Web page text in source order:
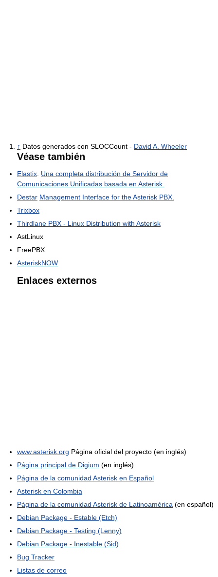
↑ Datos generados con SLOCCount - David A. Wheeler
Véase también
Elastix Una completa distribución de Servidor de
Comunicaciones Unificadas basada en Asterisk.
Destar Management Interface for the Asterisk PBX.
Trixbox
Thirdlane PBX - Linux Distribution with Asterisk
AstLinux
FreePBX
AsteriskNOW
Enlaces externos
www.asterisk.org Página oficial del proyecto (en inglés)
Página principal de Digium (en inglés)
Página de la comunidad Asterisk en Español
Asterisk en Colombia
Página de la comunidad Asterisk de Latinoamérica (en español)
Debian Package - Estable (Etch)
Debian Package - Testing (Lenny)
Debian Package - Inestable (Sid)
Bug Tracker
Listas de correo